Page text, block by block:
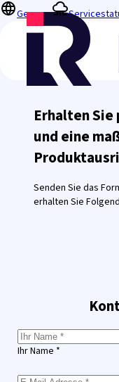
German
Erhalten
und eine
Senden Sie das
erhalten Sie
Ihr Name *